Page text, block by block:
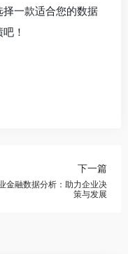
一款适合您的数据
！
下一篇
金融数据分析：助力企业决
策与发展